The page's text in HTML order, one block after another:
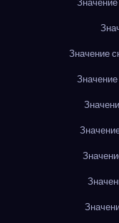
Значение